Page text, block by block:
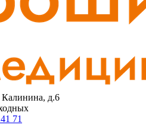
д.6
71